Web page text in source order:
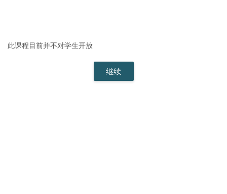
此课程目前并不对学生开放
继续